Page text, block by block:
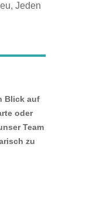
Jeden
Blick auf
oder
Team
zu